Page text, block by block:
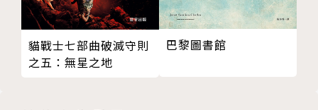
引導思辦練習的「想一想，得到更多」。是教學與親子
活動的最佳參考。
●內文搭配精美插畫、照片，增加閱讀吸引力。
貓戰士七部曲破滅守則
之五：無星之地
巴黎圖書館